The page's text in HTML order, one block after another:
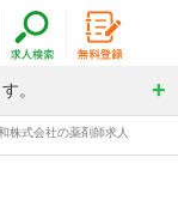
。
式会社の薬剤師求人